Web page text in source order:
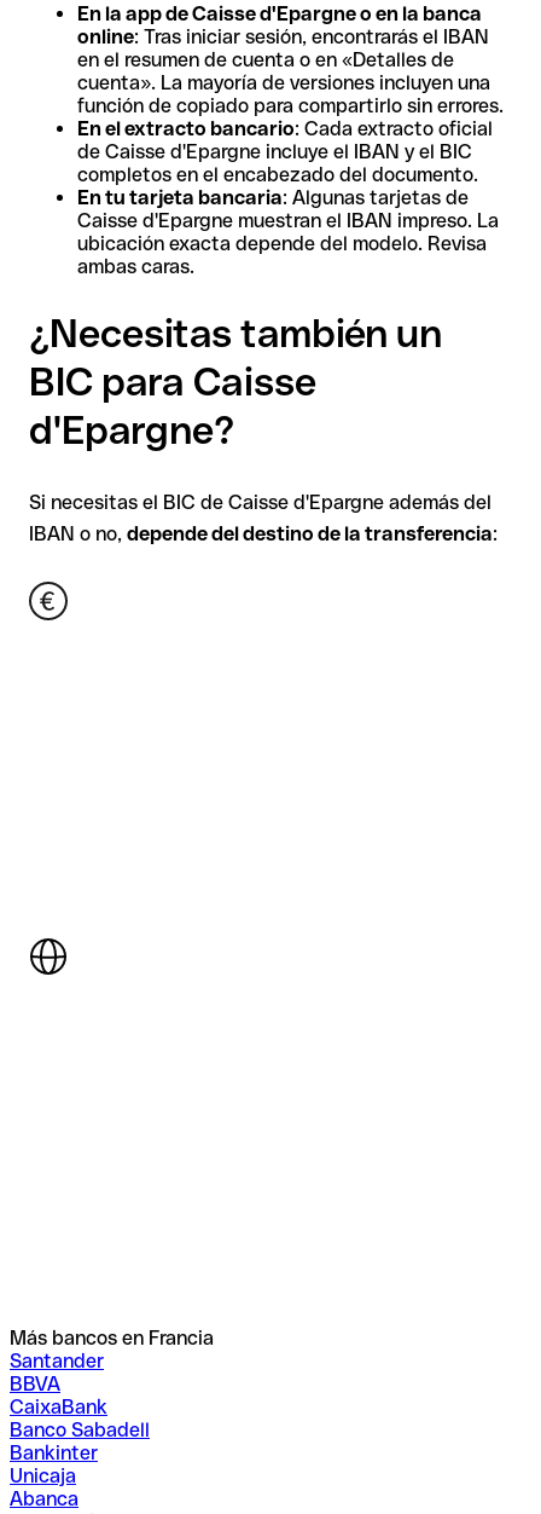
En la app de Caisse d'Epargne o en la banca
online: Tras iniciar sesión, encontrarás el IBAN
en el resumen de cuenta o en «Detalles de
cuenta». La mayoría de versiones incluyen una
función de copiado para compartirlo sin errores.
En el extracto bancario: Cada extracto oficial
de Caisse d'Epargne incluye el IBAN y el BIC
completos en el encabezado del documento.
En tu tarjeta bancaria: Algunas tarjetas de
Caisse d'Epargne muestran el IBAN impreso. La
ubicación exacta depende del modelo. Revisa
ambas caras.
¿Necesitas también un
BIC para Caisse
d'Epargne?
Si necesitas el BIC de Caisse d'Epargne además del
IBAN o no, depende del destino de la transferencia:
Más bancos en Francia
Santander
BBVA
CaixaBank
Banco Sabadell
Bankinter
Unicaja
Abanca